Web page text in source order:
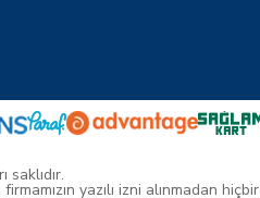
saklıdır.
yazılı izni alınmadan